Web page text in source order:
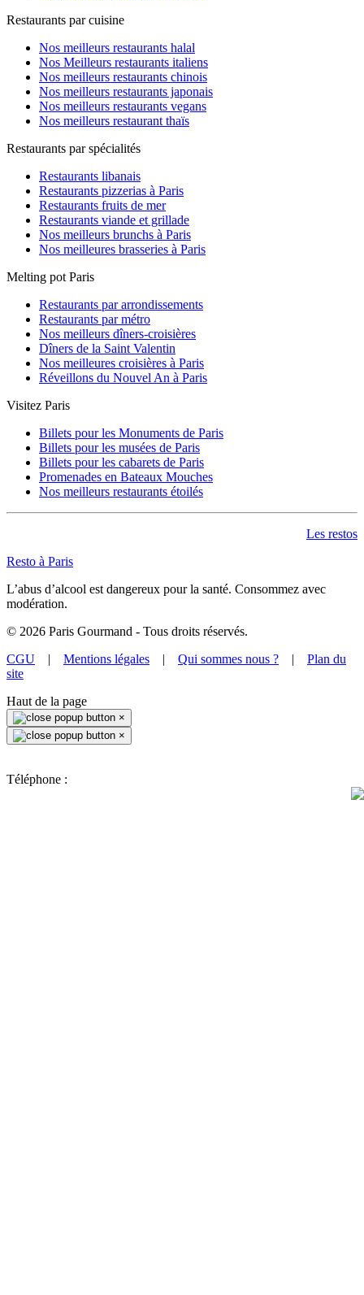
Restaurants par cuisine
Nos meilleurs restaurants halal
Nos Meilleurs restaurants italiens
Nos meilleurs restaurants chinois
Nos meilleurs restaurants japonais
Nos meilleurs restaurants vegans
Nos meilleurs restaurant thaïs
Restaurants par spécialités
Restaurants libanais
Restaurants pizzerias à Paris
Restaurants fruits de mer
Restaurants viande et grillade
Nos meilleurs brunchs à Paris
Nos meilleures brasseries à Paris
Melting pot Paris
Restaurants par arrondissements
Restaurants par métro
Nos meilleurs dîners-croisières
Dîners de la Saint Valentin
Nos meilleures croisières à Paris
Réveillons du Nouvel An à Paris
Visitez Paris
Billets pour les Monuments de Paris
Billets pour les musées de Paris
Billets pour les cabarets de Paris
Promenades en Bateaux Mouches
Nos meilleurs restaurants étoilés
Les restos
Resto à Paris
L’abus d’alcool est dangereux pour la santé. Consommez avec
modération.
© 2026 Paris Gourmand - Tous droits réservés.
CGU | Mentions légales | Qui sommes nous ? | Plan du
site
Haut de la page
×
×
Téléphone :